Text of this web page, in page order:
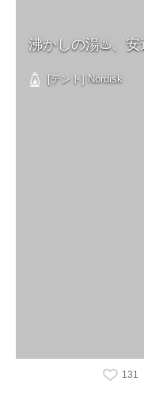
沸かしの湯♨️、安
[テント] Nordisk
131